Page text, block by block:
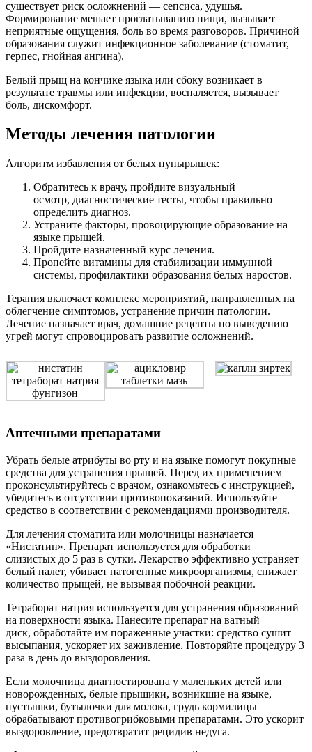
существует риск осложнений — сепсиса, удушья.
Формирование мешает проглатыванию пищи, вызывает
неприятные ощущения, боль во время разговоров. Причиной
образования служит инфекционное заболевание (стоматит,
герпес, гнойная ангина).
Белый прыщ на кончике языка или сбоку возникает в
результате травмы или инфекции, воспаляется, вызывает
боль, дискомфорт.
Методы лечения патологии
Алгоритм избавления от белых пупырышек:
Обратитесь к врачу, пройдите визуальный
осмотр, диагностические тесты, чтобы правильно
определить диагноз.
Устраните факторы, провоцирующие образование на
языке прыщей.
Пройдите назначенный курс лечения.
Пропейте витамины для стабилизации иммунной
системы, профилактики образования белых наростов.
Терапия включает комплекс мероприятий, направленных на
облегчение симптомов, устранение причин патологии.
Лечение назначает врач, домашние рецепты по выведению
угрей могут спровоцировать развитие осложнений.
Аптечными препаратами
Убрать белые атрибуты во рту и на языке помогут покупные
средства для устранения прыщей. Перед их применением
проконсультируйтесь с врачом, ознакомьтесь с инструкцией,
убедитесь в отсутствии противопоказаний. Используйте
средство в соответствии с рекомендациями производителя.
Для лечения стоматита или молочницы назначается
«Нистатин». Препарат используется для обработки
слизистых до 5 раз в сутки. Лекарство эффективно устраняет
белый налет, убивает патогенные микроорганизмы, снижает
количество прыщей, не вызывая побочной реакции.
Тетраборат натрия используется для устранения образований
на поверхности языка. Нанесите препарат на ватный
диск, обработайте им пораженные участки: средство сушит
высыпания, ускоряет их заживление. Повторяйте процедуру 3
раза в день до выздоровления.
Если молочница диагностирована у маленьких детей или
новорожденных, белые прыщики, возникшие на языке,
пустышки, бутылочки для молока, грудь кормилицы
обрабатывают противогрибковыми препаратами. Это ускорит
выздоровление, предотвратит рецидив недуга.